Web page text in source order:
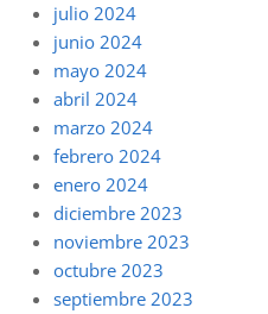
julio 2024
junio 2024
mayo 2024
abril 2024
marzo 2024
febrero 2024
enero 2024
diciembre 2023
noviembre 2023
octubre 2023
septiembre 2023